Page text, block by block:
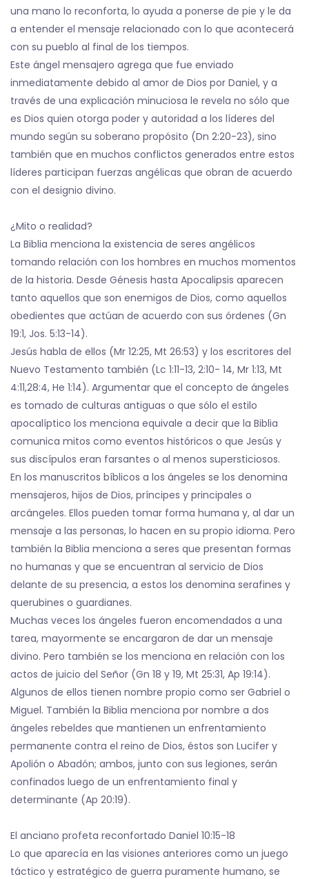
una mano lo reconforta, lo ayuda a ponerse de pie y le da
a entender el mensaje relacionado con lo que acontecerá
con su pueblo al final de los tiempos.
Este ángel mensajero agrega que fue enviado
inmediatamente debido al amor de Dios por Daniel, y a
través de una explicación minuciosa le revela no sólo que
es Dios quien otorga poder y autoridad a los líderes del
mundo según su soberano propósito (Dn 2:20-23), sino
también que en muchos conflictos generados entre estos
líderes participan fuerzas angélicas que obran de acuerdo
con el designio divino.
¿Mito o realidad?
La Biblia menciona la existencia de seres angélicos
tomando relación con los hombres en muchos momentos
de la historia. Desde Génesis hasta Apocalipsis aparecen
tanto aquellos que son enemigos de Dios, como aquellos
obedientes que actúan de acuerdo con sus órdenes (Gn
19:1, Jos. 5:13-14).
Jesús habla de ellos (Mr 12:25, Mt 26:53) y los escritores del
Nuevo Testamento también (Lc 1:11-13, 2:10- 14, Mr 1:13, Mt
4:11,28:4, He 1:14). Argumentar que el concepto de ángeles
es tomado de culturas antiguas o que sólo el estilo
apocalíptico los menciona equivale a decir que la Biblia
comunica mitos como eventos históricos o que Jesús y
sus discípulos eran farsantes o al menos supersticiosos.
En los manuscritos bíblicos a los ángeles se los denomina
mensajeros, hijos de Dios, príncipes y principales o
arcángeles. Ellos pueden tomar forma humana y, al dar un
mensaje a las personas, lo hacen en su propio idioma. Pero
también la Biblia menciona a seres que presentan formas
no humanas y que se encuentran al servicio de Dios
delante de su presencia, a estos los denomina serafines y
querubines o guardianes.
Muchas veces los ángeles fueron encomendados a una
tarea, mayormente se encargaron de dar un mensaje
divino. Pero también se los menciona en relación con los
actos de juicio del Señor (Gn 18 y 19, Mt 25:31, Ap 19:14).
Algunos de ellos tienen nombre propio como ser Gabriel o
Miguel. También la Biblia menciona por nombre a dos
ángeles rebeldes que mantienen un enfrentamiento
permanente contra el reino de Dios, éstos son Lucifer y
Apolión o Abadón; ambos, junto con sus legiones, serán
confinados luego de un enfrentamiento final y
determinante (Ap 20:19).
El anciano profeta reconfortado Daniel 10:15-18
Lo que aparecía en las visiones anteriores como un juego
táctico y estratégico de guerra puramente humano, se